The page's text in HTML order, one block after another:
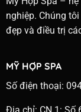
nghiệp. Chúng
đẹp và điều trị
MỸ HỢP SPA
Số điện thoại:
Địa chỉ: CN 1: Số